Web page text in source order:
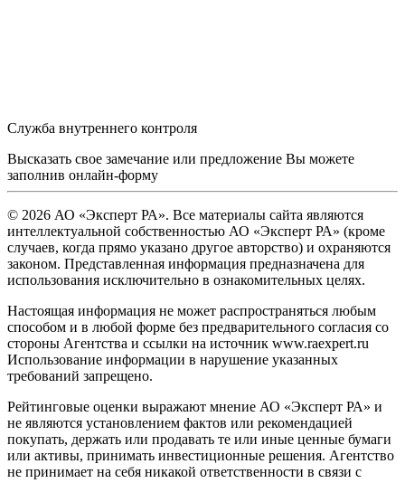
Служба внутреннего контроля
Высказать свое замечание или предложение Вы можете
заполнив онлайн-форму
© 2026 АО «Эксперт РА». Все материалы сайта являются
интеллектуальной собственностью АО «Эксперт РА» (кроме
случаев, когда прямо указано другое авторство) и охраняются
законом. Представленная информация предназначена для
использования исключительно в ознакомительных целях.
Настоящая информация не может распространяться любым
способом и в любой форме без предварительного согласия со
стороны Агентства и ссылки на источник www.raexpert.ru
Использование информации в нарушение указанных
требований запрещено.
Рейтинговые оценки выражают мнение АО «Эксперт РА» и
не являются установлением фактов или рекомендацией
покупать, держать или продавать те или иные ценные бумаги
или активы, принимать инвестиционные решения. Агентство
не принимает на себя никакой ответственности в связи с